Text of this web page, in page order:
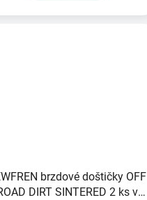
brzdové doštičky OFF
DIRT SINTERED 2 ks v